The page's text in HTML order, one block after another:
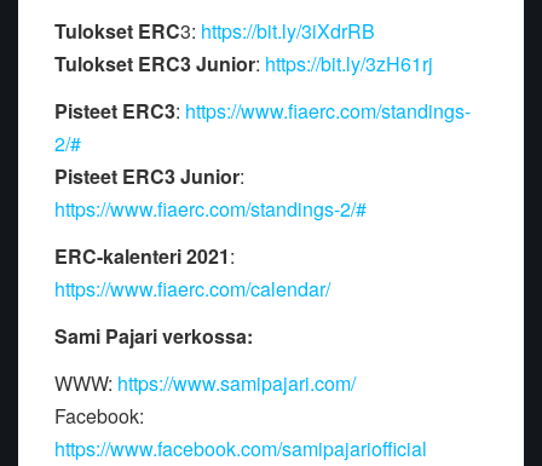
Tulokset ERC3: https://bit.ly/3iXdrRB
Tulokset ERC3 Junior: https://bit.ly/3zH61rj
Pisteet ERC3: https://www.fiaerc.com/standings-
2/#
Pisteet ERC3 Junior:
https://www.fiaerc.com/standings-2/#
ERC-kalenteri 2021:
https://www.fiaerc.com/calendar/
Sami Pajari verkossa:
WWW: https://www.samipajari.com/
Facebook:
https://www.facebook.com/samipajariofficial